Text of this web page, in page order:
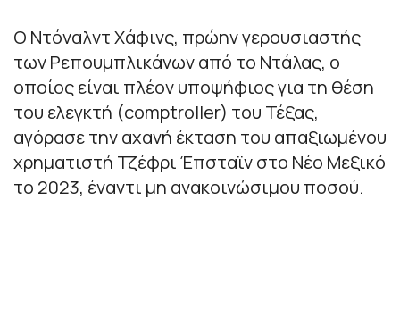
Ο Ντόναλντ Χάφινς, πρώην γερουσιαστής
των Ρεπουμπλικάνων από το Ντάλας, ο
οποίος είναι πλέον υποψήφιος για τη θέση
του ελεγκτή (comptroller) του Τέξας,
αγόρασε την αχανή έκταση του απαξιωμένου
χρηματιστή Τζέφρι Έπσταϊν στο Νέο Μεξικό
το 2023, έναντι μη ανακοινώσιμου ποσού.